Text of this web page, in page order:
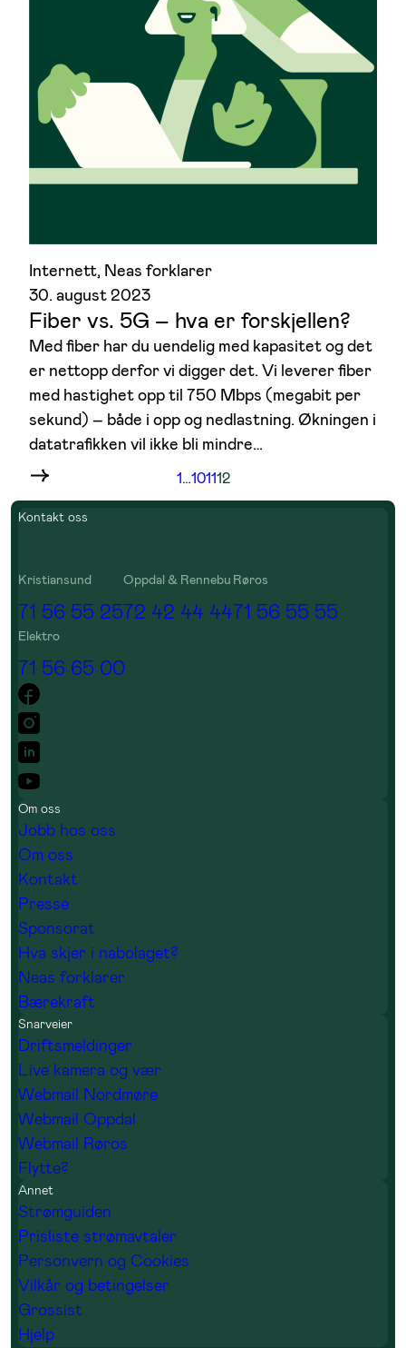
Internett, Neas forklarer
30. august 2023
Fiber vs. 5G – hva er forskjellen?
Med fiber har du uendelig med kapasitet og det
er nettopp derfor vi digger det. Vi leverer fiber
med hastighet opp til 750 Mbps (megabit per
sekund) – både i opp og nedlastning. Økningen i
datatrafikken vil ikke bli mindre…
1…101112
Kontakt oss
Kristiansund
71 56 55 25
Oppdal & Rennebu
72 42 44 44
Røros
71 56 55 55
Elektro
71 56 65 00
Om oss
Jobb hos oss
Om oss
Kontakt
Presse
Sponsorat
Hva skjer i nabolaget?
Neas forklarer
Bærekraft
Snarveier
Driftsmeldinger
Live kamera og vær
Webmail Nordmøre
Webmail Oppdal
Webmail Røros
Flytte?
Annet
Strømguiden
Prisliste strømavtaler
Personvern og Cookies
Vilkår og betingelser
Grossist
Hjelp